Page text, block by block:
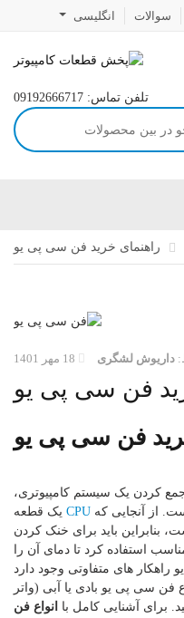
سوالات انگلیسی
تلفن تماس: 09192666717
راهنمای خرید فن سی پی یو
داریوش لشگری
فن سی پی یو
فن سی پی یو
کردن یک سیستم کامپیوتری،
از آنجایی که
یک قطعه
بنابراین باید برای خنک کردن
استفاده کرد تا دمای آن را
های متفاوتی وجود دارد
فن سی پی یو بادی یا آبی (واتر
برای آشنایی کامل با انواع فن